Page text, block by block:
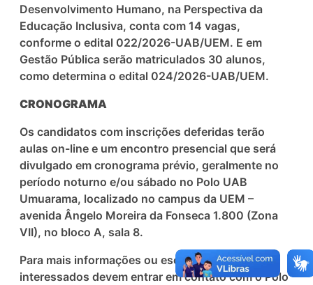
Desenvolvimento Humano, na Perspectiva da
Educação Inclusiva, conta com 14 vagas,
conforme o edital 022/2026-UAB/UEM. E em
Gestão Pública serão matriculados 30 alunos,
como determina o edital 024/2026-UAB/UEM.
CRONOGRAMA
Os candidatos com inscrições deferidas terão
aulas on-line e um encontro presencial que será
divulgado em cronograma prévio, geralmente no
período noturno e/ou sábado no Polo UAB
Umuarama, localizado no campus da UEM –
avenida Ângelo Moreira da Fonseca 1.800 (Zona
VII), no bloco A, sala 8.
Para mais informações ou esclarecimentos, os
interessados devem entrar em contato com o Polo